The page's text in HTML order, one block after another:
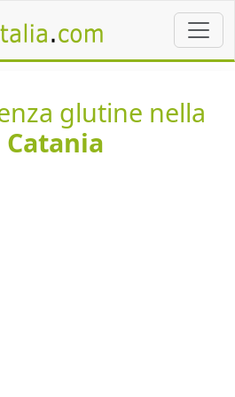
glutine nella
Catania